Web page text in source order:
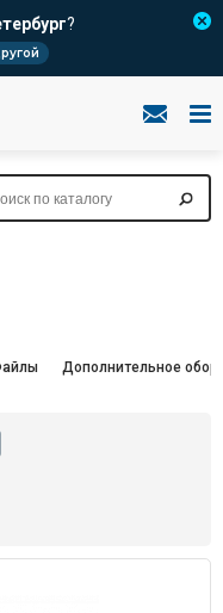
?
Дополнительное